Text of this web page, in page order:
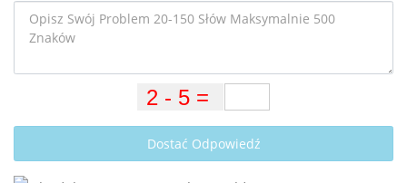
Dostać Odpowiedź